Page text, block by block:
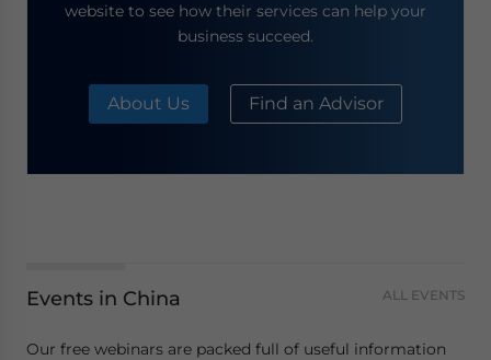
website to see how their services can help your
business succeed.
About Us Find an Advisor
Events in China ALL EVENTS
Our free webinars are packed full of useful information